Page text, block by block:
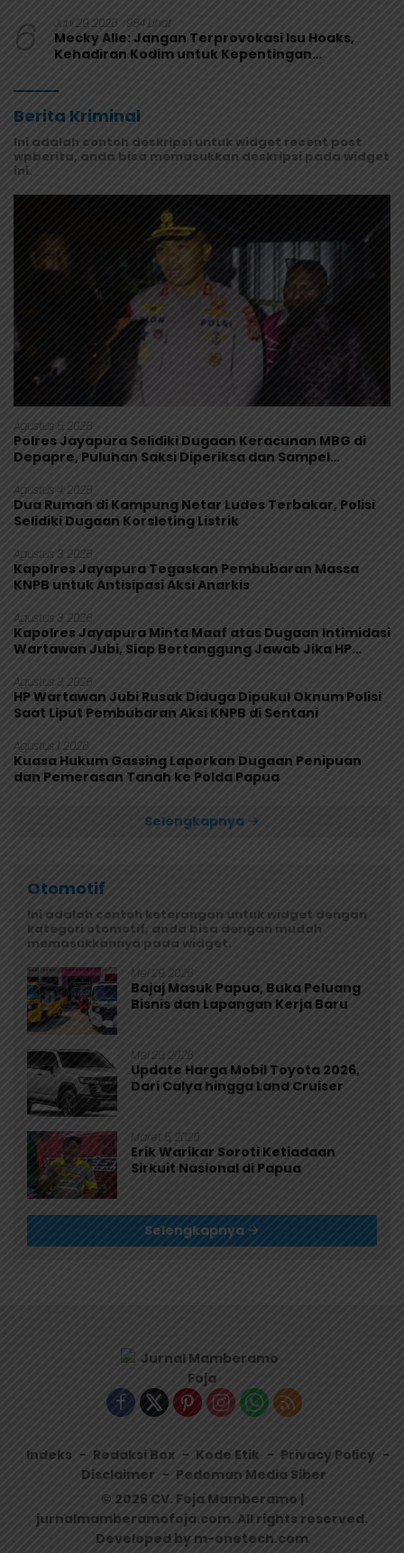
6 Juni 29, 2026 984 Lihat
Mecky Alle: Jangan Terprovokasi Isu Hoaks,
Kehadiran Kodim untuk Kepentingan
Berita Kriminal
Ini adalah contoh deskripsi untuk widget recent post
wpberita, anda bisa memasukkan deskripsi pada widget
ini.
Agustus 5, 2026
Polres Jayapura Selidiki Dugaan Keracunan MBG di
Depapre, Puluhan Saksi Diperiksa dan Sampel
Agustus 4, 2026
Dua Rumah di Kampung Netar Ludes Terbakar, Polisi
Selidiki Dugaan Korsleting Listrik
Agustus 3, 2026
Kapolres Jayapura Tegaskan Pembubaran Massa
KNPB untuk Antisipasi Aksi Anarkis
Agustus 3, 2026
Kapolres Jayapura Minta Maaf atas Dugaan Intimidasi
Wartawan Jubi, Siap Bertanggung Jawab Jika HP
Agustus 3, 2026
HP Wartawan Jubi Rusak Diduga Dipukul Oknum Polisi
Saat Liput Pembubaran Aksi KNPB di Sentani
Agustus 1, 2026
Kuasa Hukum Gassing Laporkan Dugaan Penipuan
dan Pemerasan Tanah ke Polda Papua
Selengkapnya
Otomotif
Ini adalah contoh keterangan untuk widget dengan
kategori otomotif, anda bisa dengan mudah
memasukkannya pada widget.
Mei 29, 2026
Bajaj Masuk Papua, Buka Peluang
Bisnis dan Lapangan Kerja Baru
Mei 29, 2026
Update Harga Mobil Toyota 2026,
Dari Calya hingga Land Cruiser
Maret 5, 2026
Erik Warikar Soroti Ketiadaan
Sirkuit Nasional di Papua
Selengkapnya
Indeks Redaksi Box Kode Etik
Privacy Policy
Disclaimer
Pedoman Media Siber
© 2026 CV. Foja Mamberamo |
jurnalmamberamofoja.com. All rights reserved.
Developed by m-onetech.com